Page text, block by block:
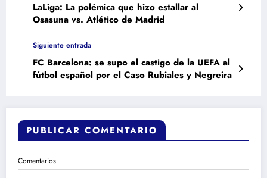
LaLiga: La polémica que hizo estallar al
Osasuna vs. Atlético de Madrid
Siguiente entrada
FC Barcelona: se supo el castigo de la UEFA al
fútbol español por el Caso Rubiales y Negreira
PUBLICAR COMENTARIO
Comentarios